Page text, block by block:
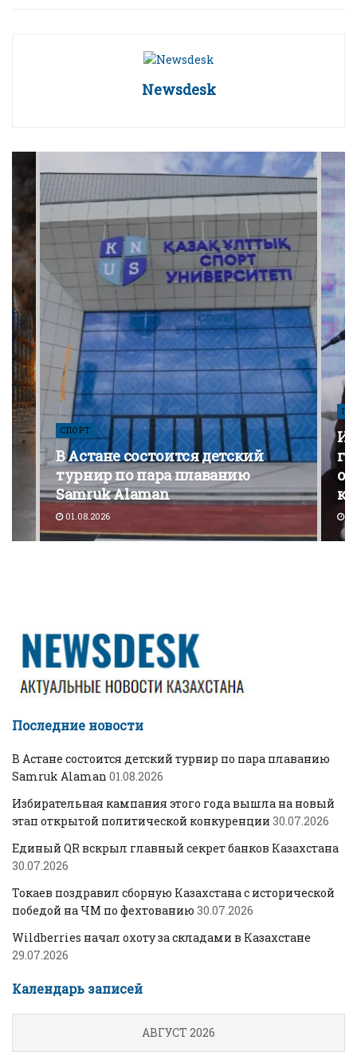
Newsdesk
СПОРТ
В Астане состоится детский
турнир по пара плаванию
Samruk Alaman
01.08.2026
Последние новости
В Астане состоится детский турнир по пара плаванию
Samruk Alaman 01.08.2026
Избирательная кампания этого года вышла на новый
этап открытой политической конкуренции 30.07.2026
Единый QR вскрыл главный секрет банков Казахстана
30.07.2026
Токаев поздравил сборную Казахстана с исторической
победой на ЧМ по фехтованию 30.07.2026
Wildberries начал охоту за складами в Казахстане
29.07.2026
Календарь записей
АВГУСТ 2026